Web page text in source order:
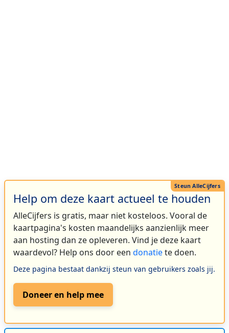
Help om deze kaart actueel te houden
AlleCijfers is gratis, maar niet kosteloos. Vooral de
kaartpagina's kosten maandelijks aanzienlijk meer
aan hosting dan ze opleveren. Vind je deze kaart
waardevol? Help ons door een donatiete doen.
Deze pagina bestaat dankzij steun van gebruikers zoals jij.
Doneer en help mee